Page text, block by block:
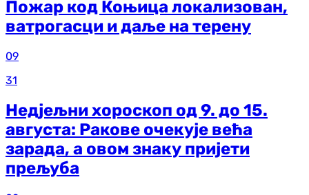
Пожар код Коњица локализован,
ватрогасци и даље на терену
09
31
Недјељни хороскоп од 9. до 15.
августа: Ракове очекује већа
зарада, а овом знаку пријети
прељуба